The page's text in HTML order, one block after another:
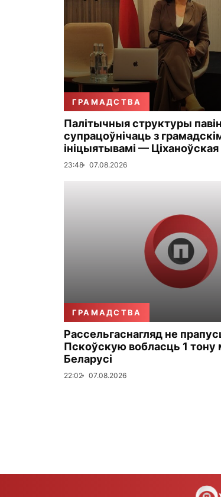
ГРАМАДСТВА
Палітычныя структуры
супрацоўнічаць з
ініцыятывамі — Ціханоўская
23:48 07.08.2026
ГРАМАДСТВА
Рассельгаснагляд не
Пскоўскую вобласць 1 тону
Беларусі
22:02 07.08.2026